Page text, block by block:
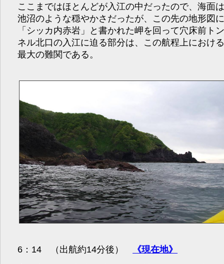
ここまではほとんどが入江の中だったので、海面
池沼のような穏やかさだったが、この先の地形図
「シッカ内赤岩」と書かれた岬を回って穴床前ト
ネル北口の入江に迫る部分は、この航程上におけ
最大の難関である。
6：14 （出航約14分後）
《現在地》